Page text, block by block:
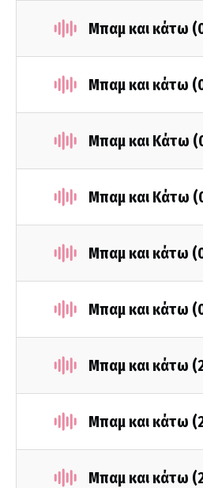
Μπαμ και κάτω
Μπαμ και κάτω
Μπαμ και Κάτω
Μπαμ και Κάτω
Μπαμ και κάτω
Μπαμ και κάτω
Μπαμ και κάτω
Μπαμ και κάτω
Μπαμ και κάτω